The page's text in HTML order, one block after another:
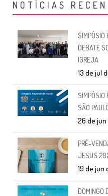
NOTÍCIAS
SIMPÓSIO
DEBATE
IGREJA
13 de jul
SIMPÓSIO
SÃO
26 de
PRÉ-
JESUS
19 de jun
DOMINGO